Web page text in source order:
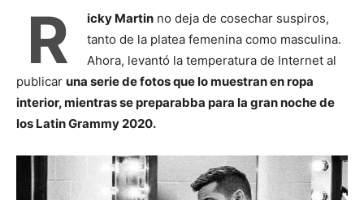
R icky Martin no deja de cosechar suspiros,
tanto de la platea femenina como masculina.
Ahora, levantó la temperatura de Internet al
publicar una serie de fotos que lo muestran en ropa
interior, mientras se preparabba para la gran noche de
los Latin Grammy 2020.